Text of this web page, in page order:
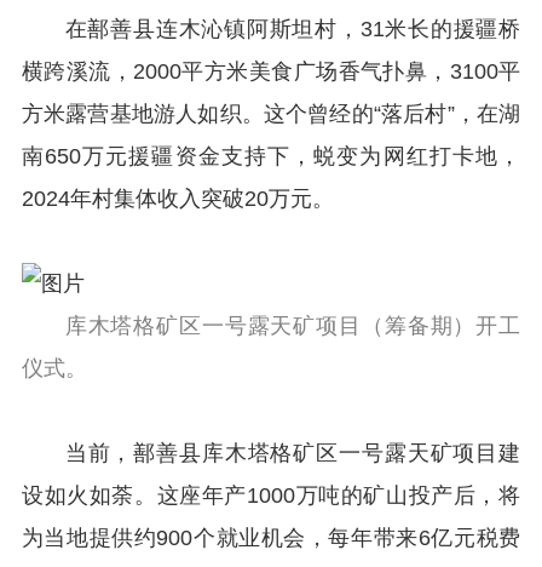
在鄯善县连木沁镇阿斯坦村，31米长的援疆桥
横跨溪流，2000平方米美食广场香气扑鼻，3100平
方米露营基地游人如织。这个曾经的“落后村”，在湖
南650万元援疆资金支持下，蜕变为网红打卡地，
2024年村集体收入突破20万元。
库木塔格矿区一号露天矿项目（筹备期）开工
仪式。
当前，鄯善县库木塔格矿区一号露天矿项目建
设如火如荼。这座年产1000万吨的矿山投产后，将
为当地提供约900个就业机会，每年带来6亿元税费